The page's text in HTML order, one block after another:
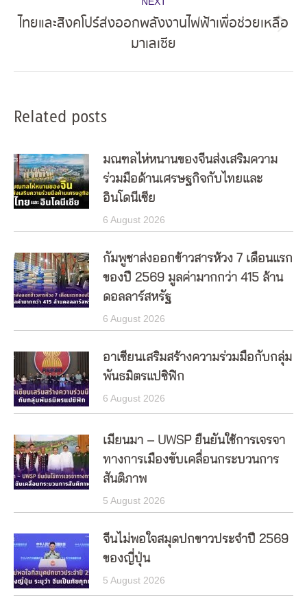
post:
ไทยและสิงคโปร์ส่งออกพลังงานไฟฟ้าเพื่อช่วยเหลือ
มาเลเซีย
Related posts
มณฑลไห่หนานของจีนส่งเสริมความ
ร่วมมือด้านเศรษฐกิจกับไทยและ
อินโดนีเซีย
6 August 2026
กัมพูชาส่งออกข้าวสารห้วง 7 เดือนแรก
ของปี 2569 มูลค่ามากกว่า 415 ล้าน
ดอลลาร์สหรัฐ
6 August 2026
อาเซียนเสริมสร้างความร่วมมือกับกลุ่ม
พันธมิตรแปซิฟิก
6 August 2026
เมียนมา – UWSP ยืนยันใช้การเจรจา
ทางการเมืองขับเคลื่อนกระบวนการ
สันติภาพ
5 August 2026
จีนไม่พอใจสมุดปกขาวประจำปี 2569
ของญี่ปุ่น
5 August 2026